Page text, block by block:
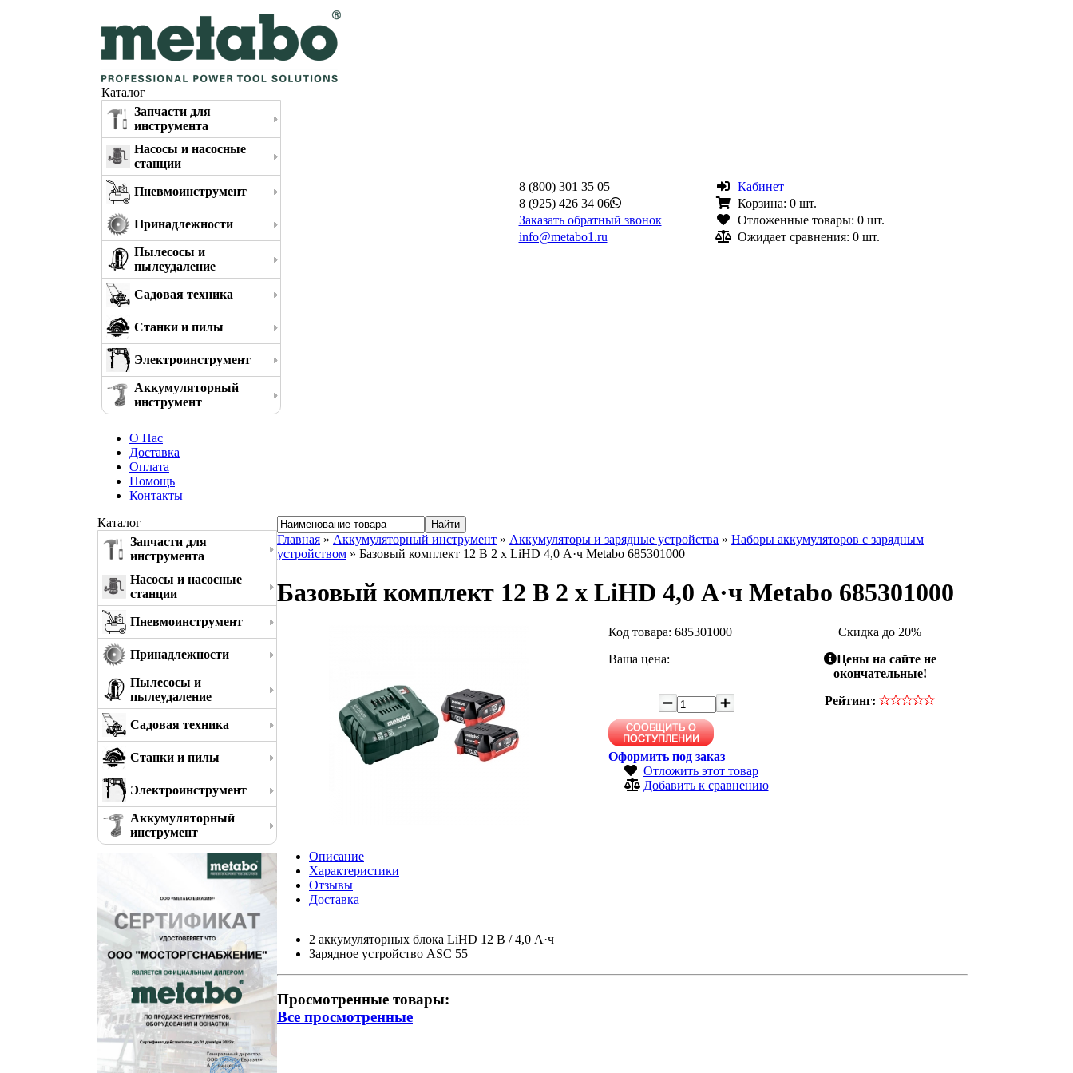
Каталог
Запчасти для
инструмента
Насосы и насосные
станции
Пневмоинструмент
Принадлежности
Пылесосы и
пылеудаление
Садовая техника
Станки и пилы
Электроинструмент
Аккумуляторный
инструмент
8 (800) 301 35 05
8 (925) 426 34 06
Заказать обратный звонок
info@metabo1.ru
Кабинет
Корзина: 0 шт.
Отложенные товары: 0 шт.
Ожидает сравнения: 0 шт.
О Нас
Доставка
Оплата
Помощь
Контакты
Каталог
Запчасти для
инструмента
Насосы и насосные
станции
Пневмоинструмент
Принадлежности
Пылесосы и
пылеудаление
Садовая техника
Станки и пилы
Электроинструмент
Аккумуляторный
инструмент
Главная » Аккумуляторный инструмент » Аккумуляторы и зарядные устройства » Наборы аккумуляторов с зарядным
устройством » Базовый комплект 12 В 2 x LiHD 4,0 А·ч Metabo 685301000
Базовый комплект 12 В 2 x LiHD 4,0 А·ч Metabo 685301000
Код товара: 685301000
Ваша цена:
–
Оформить под заказ
Отложить этот товар
Добавить к сравнению
Скидка до 20%
Цены на сайте не
окончательные!
Рейтинг:
Описание
Характеристики
Отзывы
Доставка
2 аккумуляторных блока LiHD 12 В / 4,0 А·ч
Зарядное устройство ASC 55
Просмотренные товары:
Все просмотренные